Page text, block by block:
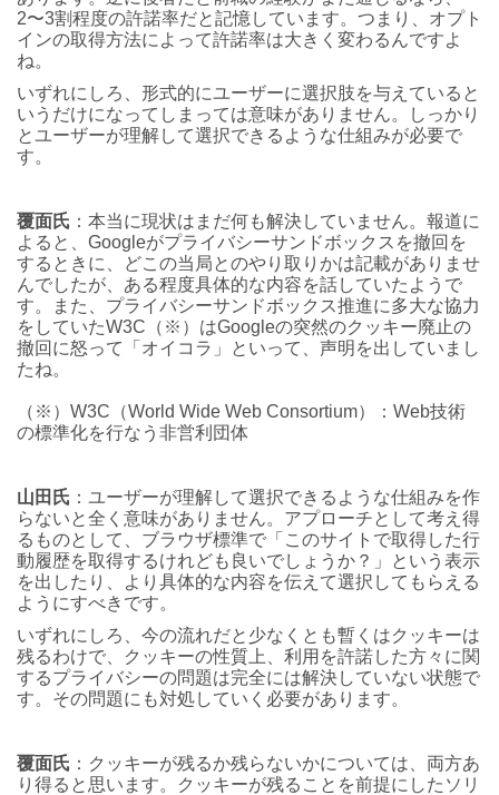
2〜3割程度の許諾率だと記憶しています。つまり、オプト
インの取得方法によって許諾率は大きく変わるんですよ
ね。
いずれにしろ、形式的にユーザーに選択肢を与えていると
いうだけになってしまっては意味がありません。しっかり
とユーザーが理解して選択できるような仕組みが必要で
す。
覆面氏 ：本当に現状はまだ何も解決していません。報道に
よると、Googleがプライバシーサンドボックスを撤回を
するときに、どこの当局とのやり取りかは記載がありませ
んでしたが、ある程度具体的な内容を話していたようで
す。
また、プライバシーサンドボックス推進に多大な協力
をしていたW3C（※）はGoogleの突然のクッキー廃止の
撤回に怒って「オイコラ」といって、声明を出していまし
たね。
（※）W3C（World Wide Web Consortium）：Web技術
の標準化を行なう非営利団体
山田氏 ：ユーザーが理解して選択できるような仕組みを作
らないと全く意味がありません。アプローチとして考え得
るものとして、ブラウザ標準で「このサイトで取得した行
動履歴を取得するけれども良いでしょうか？」という表示
を出したり、より具体的な内容を伝えて選択してもらえる
ようにすべきです。
いずれにしろ、今の流れだと少なくとも暫くはクッキーは
残るわけで、クッキーの性質上、利用を許諾した方々に関
するプライバシーの問題は完全には解決していない状態で
す。その問題にも対処していく必要があります。
覆面氏 ：クッキーが残るか残らないかについては、両方あ
り得ると思います。クッキーが残ることを前提にしたソリ